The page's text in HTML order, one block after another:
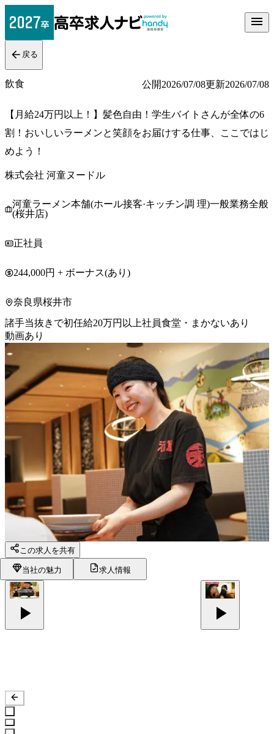
戻る
飲食 公開2026/07/08更新2026/07/08
【月給24万円以上！】髪色自由！学生バイトさんが全体の6
割！おいしいラーメンと笑顔をお届けする仕事、ここではじ
めよう！
株式会社 河童ヌードル
河童ラーメン本舗(ホール接客·キッチン調 理)一般業務全般
(桜井店)
正社員
244,000円 + ボーナス(あり)
奈良県桜井市
諸手当抜きで初任給20万円以上社員食堂・まかないあり
動画あり
この求人を共有
当社の魅力 求人情報